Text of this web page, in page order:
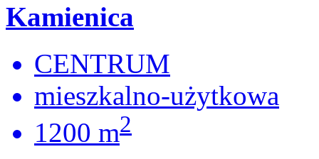
Kamienica
CENTRUM
mieszkalno-użytkowa
1200 m2